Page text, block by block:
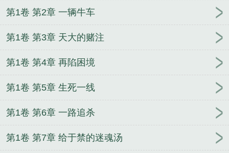
线观看 兵临天下七星灯对应宝物
兵临天下演员表
君临
天下之逐鹿三国官网 铁骑风云传奇
三国兵临天下贴
天下2026兑换码 兵临天下破解版无限黄金
兵临天下
兵临天下关银屏最强搭配
兵临
兵
临天下董白攻略 兵临城下
兵临
天下电视剧
三国群英之兵临天下
兵临天下手游攻
兵临
第1卷 第2章 一辆牛车
第1卷 第3章 天大的赌注
第1卷 第4章 再陷困境
第1卷 第5章 生死一线
第1卷 第6章 一路追杀
第1卷 第7章 给于禁的迷魂汤